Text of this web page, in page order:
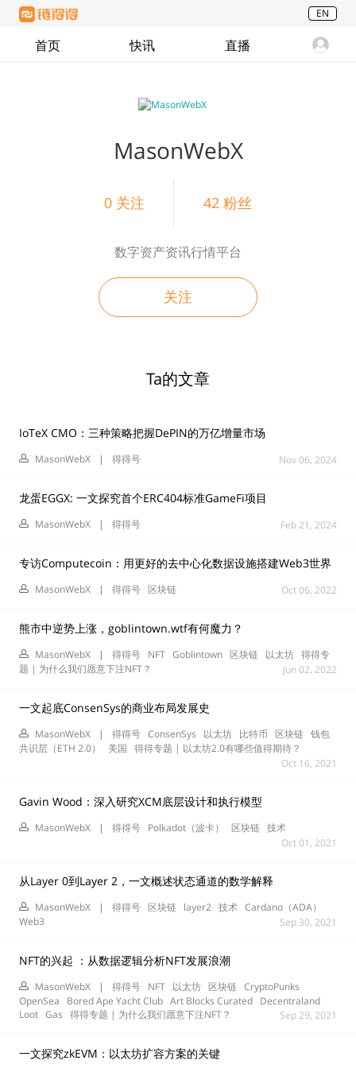
EN
首页 快讯 直播
MasonWebX
0关注 42 粉丝
数字资产资讯行情平台
关注
Ta的文章
IoTeX CMO：三种策略把握DePIN的万亿增量市场
MasonWebX | 得得号 Nov 06, 2024
龙蛋EGGX: 一文探究首个ERC404标准GameFi项目
MasonWebX | 得得号 Feb 21, 2024
专访Computecoin：用更好的去中心化数据设施搭建Web3世界
MasonWebX | 得得号 区块链 Oct 06, 2022
熊市中逆势上涨，goblintown.wtf有何魔力？
MasonWebX | 得得号 NFT Goblintown 区块链 以太坊 得得专
题 | 为什么我们愿意下注NFT？
Jun 02, 2022
一文起底ConsenSys的商业布局发展史
MasonWebX | 得得号 ConsenSys 以太坊 比特币 区块链 钱包
共识层（ETH 2.0）
美国 得得专题 | 以太坊2.0有哪些值得期待？
Oct 16, 2021
Gavin Wood：深入研究XCM底层设计和执行模型
MasonWebX | 得得号 Polkadot（波卡） 区块链 技术
Oct 01, 2021
从Layer 0到Layer 2，一文概述状态通道的数学解释
MasonWebX | 得得号 区块链 layer2 技术 Cardano（ADA）
Web3
Sep 30, 2021
NFT的兴起 ：从数据逻辑分析NFT发展浪潮
MasonWebX | 得得号 NFT 以太坊 区块链 CryptoPunks
OpenSea
Bored Ape Yacht Club Art Blocks Curated Decentraland
Loot Gas 得得专题 | 为什么我们愿意下注NFT？ Sep 29, 2021
一文探究zkEVM：以太坊扩容方案的关键